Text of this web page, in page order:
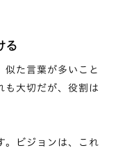
る
似た言葉が多いこと
も大切だが、役割は
。ビジョンは、これ